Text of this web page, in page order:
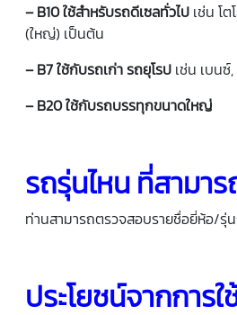
– B10 ใช้สำหรับรถดีเซลทั่วไป เช่น โ
(ใหญ่) เป็นต้น
– B7 ใช้กับรถเก่า รถยุโรป เช่น เบนซ์
– B20 ใช้กับรถบรรทุกขนาดใหญ่
รถรุ่นไหน ที่สามา
ท่านสามารถตรวจสอบรายชื่อยี่ห้อ/รุ่
ประโยชน์จากการ